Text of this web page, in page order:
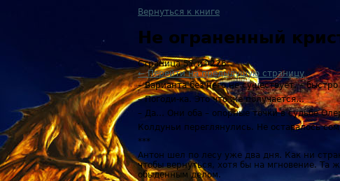
Вернуться к книге
Не ограненный
Страница 51 из 226
← Перейти на предыдущую страницу
– Варианта без него не существует, –
– Погоди-ка. Это что же получается…
– Да… Они оба – опорные точки в судьбе
Колдуньи переглянулись. Не оставалось
***
Антон шел по лесу уже два дня. Как ни
чтобы вернуться, хотя бы на мгновение. Та
обыденным делом.